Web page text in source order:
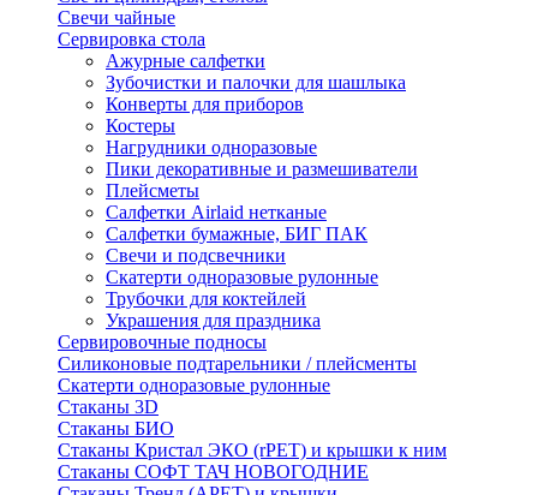
Свечи чайные
Сервировка стола
Ажурные салфетки
Зубочистки и палочки для шашлыка
Конверты для приборов
Костеры
Нагрудники одноразовые
Пики декоративные и размешиватели
Плейсметы
Салфетки Airlaid нетканые
Салфетки бумажные, БИГ ПАК
Свечи и подсвечники
Скатерти одноразовые рулонные
Трубочки для коктейлей
Украшения для праздника
Сервировочные подносы
Силиконовые подтарельники / плейсменты
Скатерти одноразовые рулонные
Стаканы 3D
Стаканы БИО
Стаканы Кристал ЭКО (rPET) и крышки к ним
Стаканы СОФТ ТАЧ НОВОГОДНИЕ